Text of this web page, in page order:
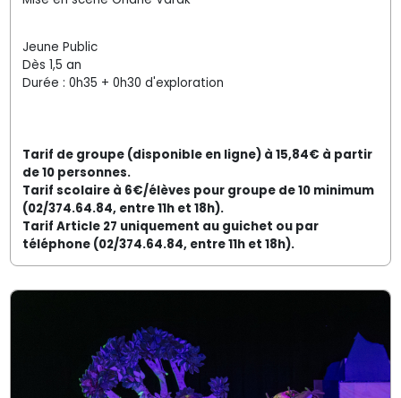
Jeune Public
Dès 1,5 an
Durée : 0h35 + 0h30 d'exploration
Tarif de groupe (disponible en ligne) à 15,84€ à partir
de 10 personnes.
Tarif scolaire à 6€/élèves pour groupe de 10 minimum
(02/374.64.84, entre 11h et 18h).
Tarif Article 27 uniquement au guichet ou par
téléphone (02/374.64.84, entre 11h et 18h).